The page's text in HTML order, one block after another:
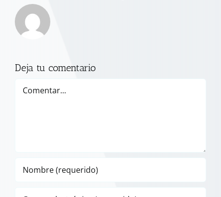
Deja tu comentario